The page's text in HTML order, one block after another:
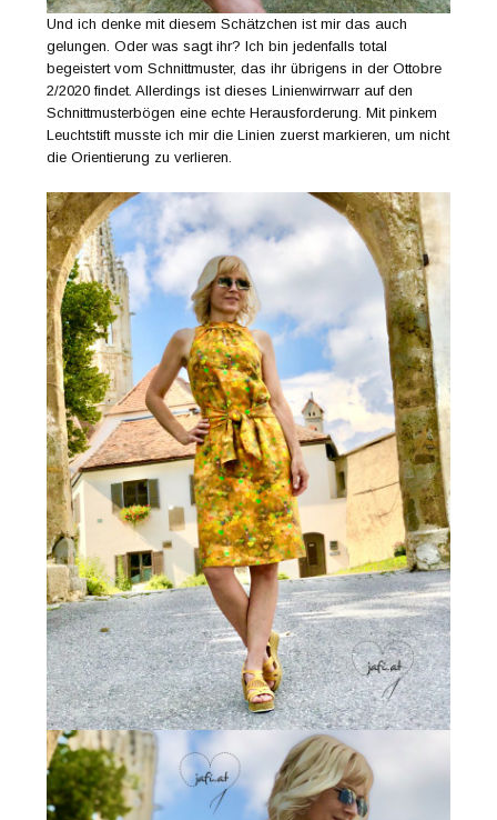
Und ich denke mit diesem Schätzchen ist mir das auch
gelungen. Oder was sagt ihr? Ich bin jedenfalls total
begeistert vom Schnittmuster, das ihr übrigens in der Ottobre
2/2020 findet. Allerdings ist dieses Linienwirrwarr auf den
Schnittmusterbögen eine echte Herausforderung. Mit pinkem
Leuchtstift musste ich mir die Linien zuerst markieren, um nicht
die Orientierung zu verlieren.